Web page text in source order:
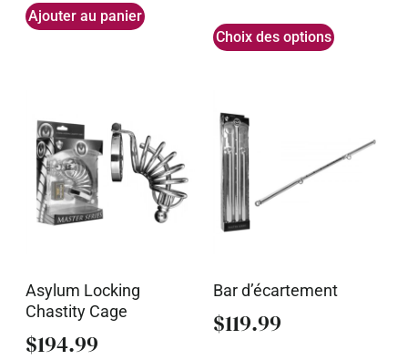
Ajouter au panier
Choix des options
Asylum Locking
Chastity Cage
$194.99
Bar d’écartement
$119.99